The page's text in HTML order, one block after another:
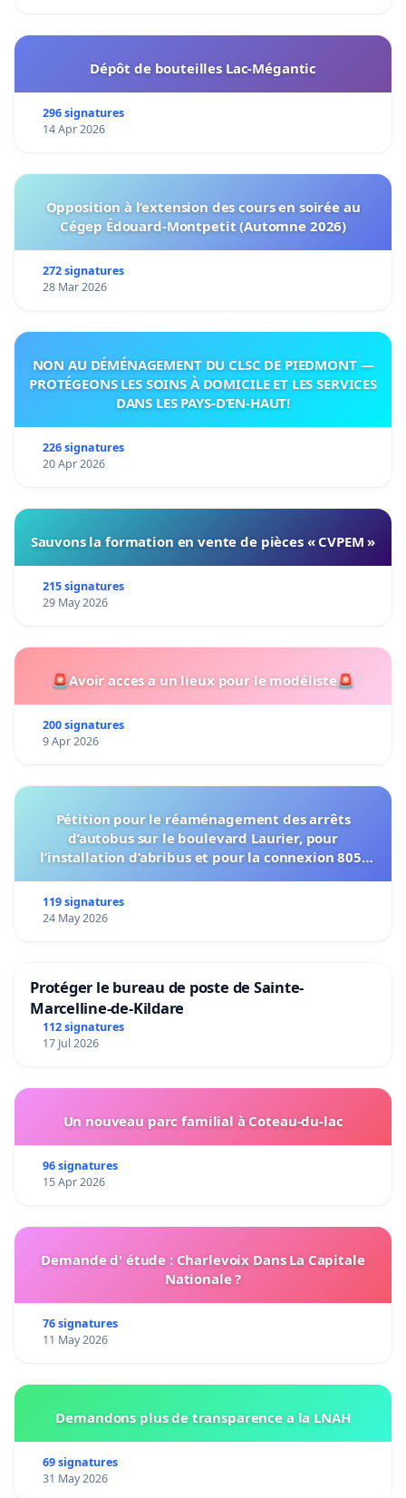
Dépôt de bouteilles Lac-Mégantic
296 signatures
14 Apr 2026
Opposition à l’extension des cours en soirée au
Cégep Édouard-Montpetit (Automne 2026)
272 signatures
28 Mar 2026
NON AU DÉMÉNAGEMENT DU CLSC DE PIEDMONT —
PROTÉGEONS LES SOINS À DOMICILE ET LES SERVICES
DANS LES PAYS-D’EN-HAUT!
226 signatures
20 Apr 2026
Sauvons la formation en vente de pièces « CVPEM »
215 signatures
29 May 2026
🚨Avoir acces a un lieux pour le modéliste🚨
200 signatures
9 Apr 2026
Pétition pour le réaménagement des arrêts
d’autobus sur le boulevard Laurier, pour
l’installation d’abribus et pour la connexion 805-
119 signatures
24 May 2026
Protéger le bureau de poste de Sainte-
Marcelline-de-Kildare
112 signatures
17 Jul 2026
Un nouveau parc familial à Coteau-du-lac
96 signatures
15 Apr 2026
Demande d' étude : Charlevoix Dans La Capitale
Nationale ?
76 signatures
11 May 2026
Demandons plus de transparence a la LNAH
69 signatures
31 May 2026